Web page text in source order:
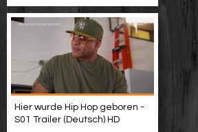
Hier wurde Hip Hop geboren -
S01 Trailer (Deutsch) HD